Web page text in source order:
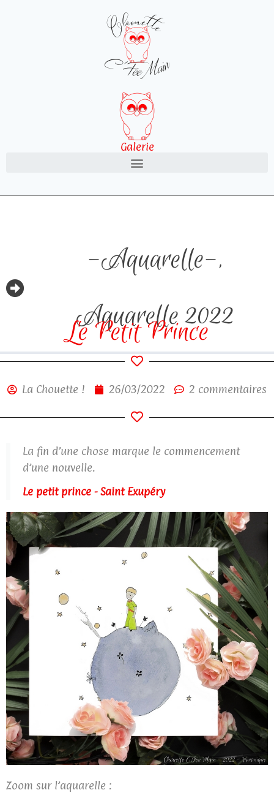
Galerie
-Aquarelle-,
Aquarelle 2022
Le Petit Prince
La Chouette ! 26/03/2022 2 commentaires
La fin d’une chose marque le commencement
d’une nouvelle.
Le petit prince - Saint Exupéry
Zoom sur l’aquarelle :